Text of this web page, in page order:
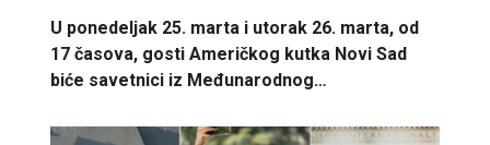
U ponedeljak 25. marta i utorak 26. marta, od
17 časova, gosti Američkog kutka Novi Sad
biće savetnici iz Međunarodnog…